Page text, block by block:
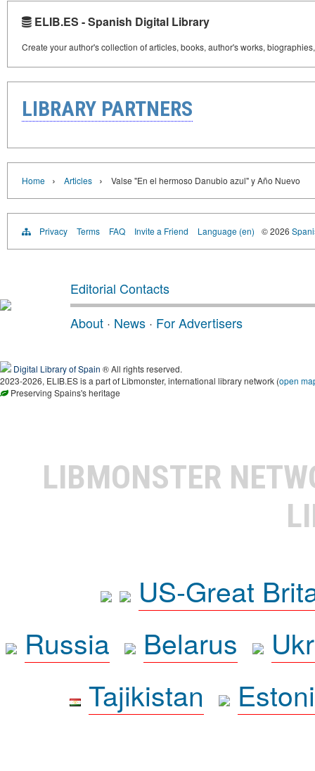
ELIB.ES - Spanish Digital Library
Create your author's collection of articles, books, author's works,
LIBRARY PARTNERS
Home › Articles › Valse "En el hermoso Danubio azul" y Año Nuevo
Privacy Terms FAQ Invite a Friend Language (en) © 2026
Editorial Contacts
About · News · For Advertisers
Digital Library of Spain ® All rights reserved.
2023-2026, ELIB.ES is a part of Libmonster, international library network (open
Preserving Spains's heritage
LIBMONSTER
US-Great
Russia
Belarus
Tajikistan